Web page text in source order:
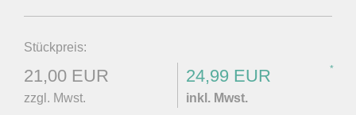
Stückpreis:
21,00 EUR
zzgl. Mwst.
24,99 EUR *
inkl. Mwst.